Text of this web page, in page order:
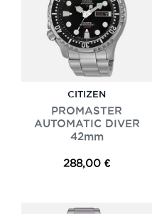
CITIZEN
PROMASTER
AUTOMATIC DIVER
42mm
288,00 €